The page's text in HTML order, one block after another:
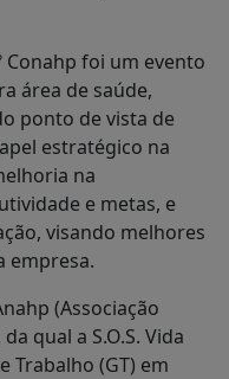
Conahp foi um evento
área de saúde,
ponto de vista de
estratégico na
na
e metas, e
visando melhores
empresa.
(Associação
qual a S.O.S. Vida
Trabalho (GT) em